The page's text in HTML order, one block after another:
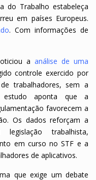
do Trabalho estabeleça
em países Europeus.
. Com informações de
a análise de uma
controle exercido por
trabalhadores, sem a
estudo aponta que a
favorecem a
Os dados reforçam a
trabalhista,
em curso no STF e a
de aplicativos.
que exige um debate